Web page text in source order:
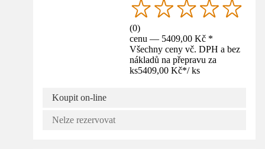
(0)
cenu — 5409,00 Kč *
Všechny ceny vč. DPH a bez
nákladů na přepravu za
ks5409,00 Kč*/ ks
Koupit on-line
Nelze rezervovat